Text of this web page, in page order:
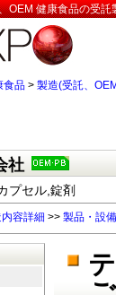
OEM 健康食品の受
食品 > 製造(受託、
社
プセル,錠剤
容詳細 >> 製品・設